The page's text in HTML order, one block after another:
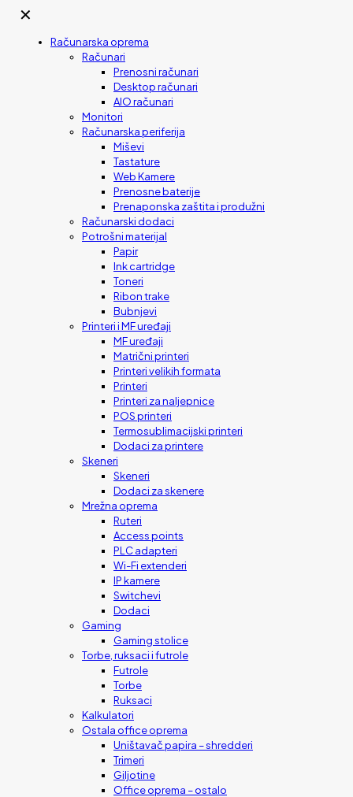
✕
Računarska oprema
Računari
Prenosni računari
Desktop računari
AIO računari
Monitori
Računarska periferija
Miševi
Tastature
Web Kamere
Prenosne baterije
Prenaponska zaštita i produžni
Računarski dodaci
Potrošni materijal
Papir
Ink cartridge
Toneri
Ribon trake
Bubnjevi
Printeri i MF uređaji
MF uređaji
Matrični printeri
Printeri velikih formata
Printeri
Printeri za naljepnice
POS printeri
Termosublimacijski printeri
Dodaci za printere
Skeneri
Skeneri
Dodaci za skenere
Mrežna oprema
Ruteri
Access points
PLC adapteri
Wi-Fi extenderi
IP kamere
Switchevi
Dodaci
Gaming
Gaming stolice
Torbe, ruksaci i futrole
Futrole
Torbe
Ruksaci
Kalkulatori
Ostala office oprema
Uništavač papira – shredderi
Trimeri
Giljotine
Office oprema – ostalo